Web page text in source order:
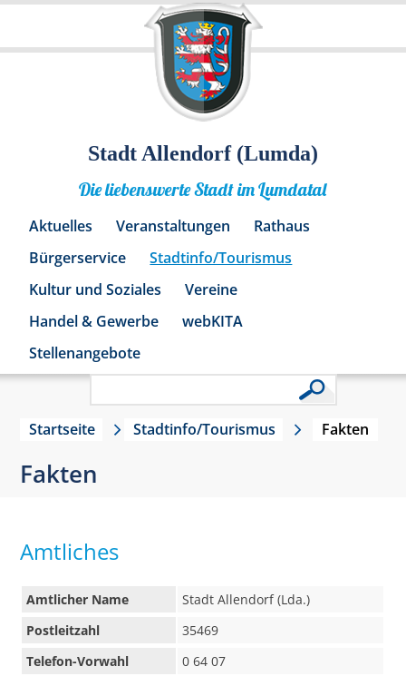
Stadt Allendorf (Lumda)
Die liebenswerte Stadt im Lumdatal
Aktuelles Veranstaltungen
Rathaus
Bürgerservice
Stadtinfo/Tourismus
Kultur und Soziales
Vereine
Handel & Gewerbe
webKITA
Stellenangebote
Startseite Stadtinfo/Tourismus Fakten
Fakten
Amtliches
Amtlicher Name
Stadt Allendorf (Lda.)
Postleitzahl
35469
Telefon-Vorwahl
0 64 07